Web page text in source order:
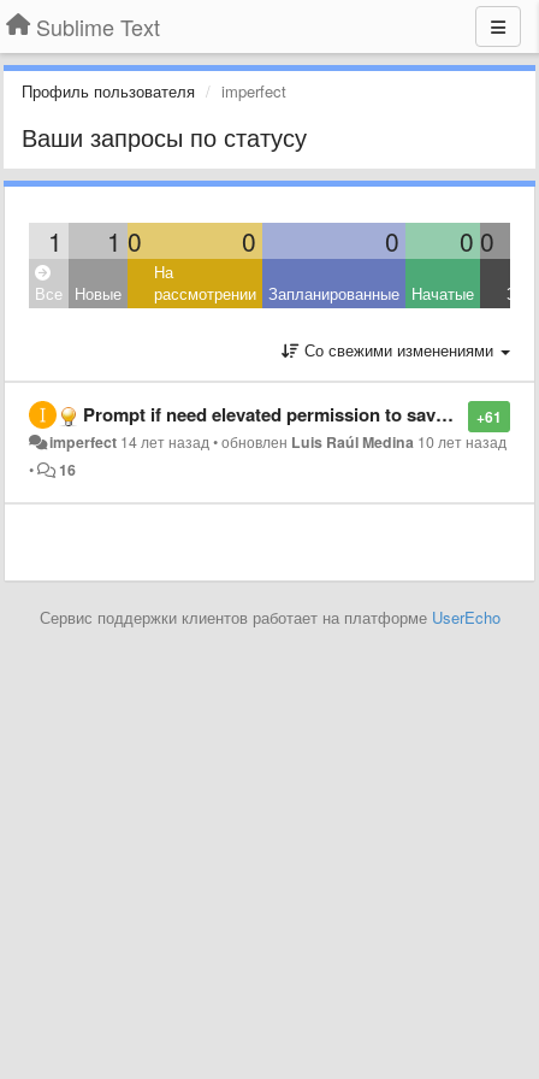
Sublime Text
Профиль пользователя imperfect
Ваши запросы по статусу
1 1 0 0 0 0 0
Все Новые
На
рассмотрении Запланированные Начатые
Со свежими изменениями
+61
Prompt if need elevated permission to save on Windows (and Linux if that also doesn't work)
imperfect 14 лет назад•обновлен Luis Raúl Medina 10 лет назад
•
16
Сервис поддержки клиентов работает на платформе UserEcho